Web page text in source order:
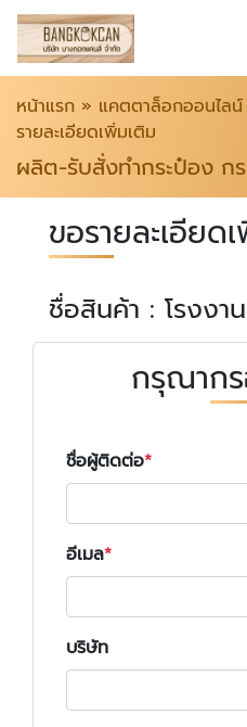
หน้าแรก » แคตตาล็อกออนไลน์
รายละเอียดเพิ่มเติม
ผลิต-รับสั่งทำกระป๋อง ก
ขอรายละเอียด
ชื่อสินค้า : โรงงา
กรุณาก
ชื่อผู้ติดต่อ
อีเมล
บริษัท